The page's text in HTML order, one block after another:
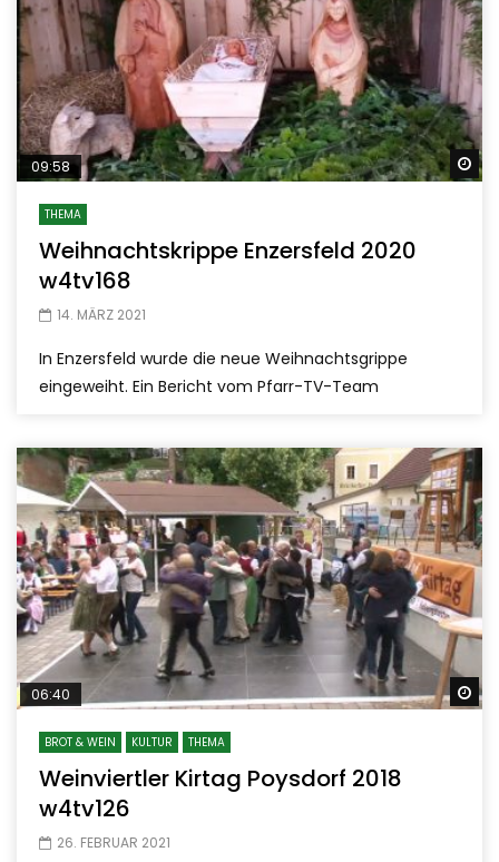
09:58
THEMA
Weihnachtskrippe Enzersfeld 2020
w4tv168
14. MÄRZ 2021
In Enzersfeld wurde die neue Weihnachtsgrippe
eingeweiht. Ein Bericht vom Pfarr-TV-Team
06:40
BROT & WEIN KULTUR THEMA
Weinviertler Kirtag Poysdorf 2018
w4tv126
26. FEBRUAR 2021